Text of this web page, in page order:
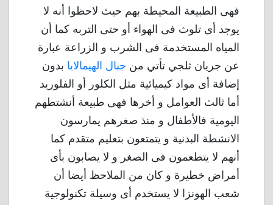
فهى الطبيعة المحيطة بهم حيث لاحظوا أنه لا
يوجد أى تلوث فى الهواء أو حتى التربه كما أن
المياه المستخدمة فى الشرب و الزراعة عبارة
عن جريان ثلجي تأتي من جبال الهيمالايا بدون
إضافة أى مواد كيميائية مثل الكلور أو الفلوريد
أما ثالث العوامل و أخرها فهى طبيعة أنشتطهم
اليومية فالأطفال و منذ صغرهم يمارسون
الانشطة البدنية و يتمتعون بتعليم متقدم كما
أنهم لا يتطعمون فى الصغر و لا يصابون بأى
أمراض خطيرة و كان من الملاحظ أيضا أن
شعب الهونزا لا يستخدم أى وسيلة تكنولوجية